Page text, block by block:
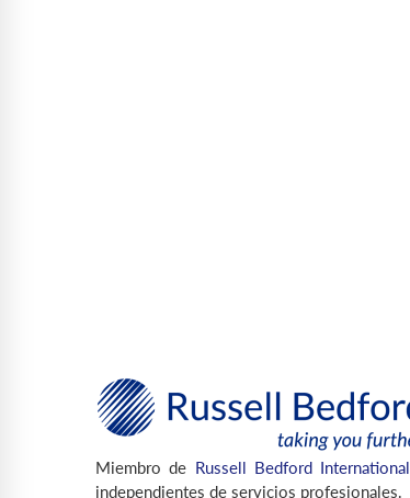
Miembro de Russell Bedford International
independientes de servicios profesionales.